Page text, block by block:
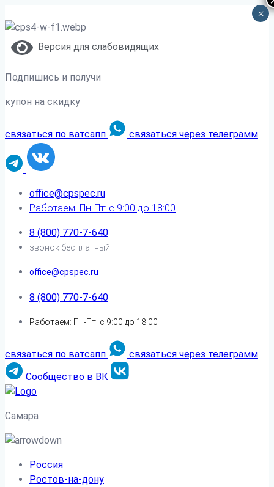
Версия для слабовидящих
Подпишись и получи
купон на скидку
связаться по ватсапп связаться через телеграмм
office@cpspec.ru
Работаем: Пн-Пт: с 9:00 до 18:00
8 (800) 770-7-640
звонок бесплатный
office@cpspec.ru
8 (800) 770-7-640
Работаем: Пн-Пт: с 9:00 до 18:00
связаться по ватсапп
связаться через телеграмм
Сообщество в ВК
Самара
Россия
Ростов-на-дону
×